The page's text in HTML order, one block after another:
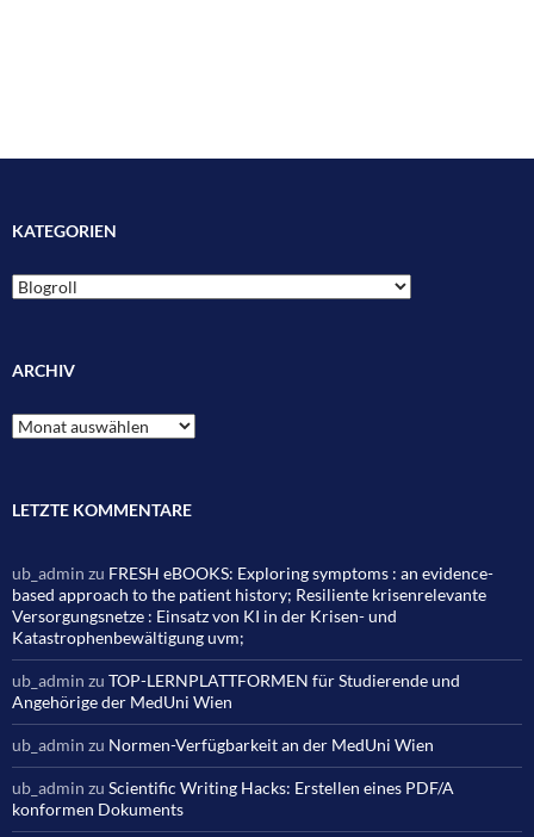
KATEGORIEN
Kategorien
ARCHIV
Archiv
LETZTE KOMMENTARE
ub_admin zu FRESH eBOOKS: Exploring symptoms : an evidence-
based approach to the patient history; Resiliente krisenrelevante
Versorgungsnetze : Einsatz von KI in der Krisen- und
Katastrophenbewältigung uvm;
ub_admin zu TOP-LERNPLATTFORMEN für Studierende und
Angehörige der MedUni Wien
ub_admin zu Normen-Verfügbarkeit an der MedUni Wien
ub_admin zu Scientific Writing Hacks: Erstellen eines PDF/A
konformen Dokuments